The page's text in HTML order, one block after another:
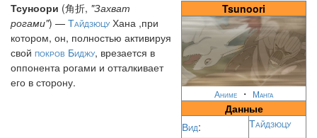
Tsunoori
Аниме ・ Манга
Данные
Вид:
Тайдзюцу
Тсуноори (角折, "Захват
рогами") — ТайдзюцуХана ,при
котором, он, полностью активируя
свой покров Биджу, врезается в
оппонента рогами и отталкивает
его в сторону.